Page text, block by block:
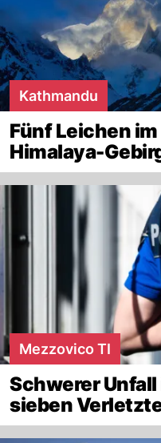
Kathmandu
Fünf Leichen
Himalaya-
Mezzovico TI
Schwerer
sieben